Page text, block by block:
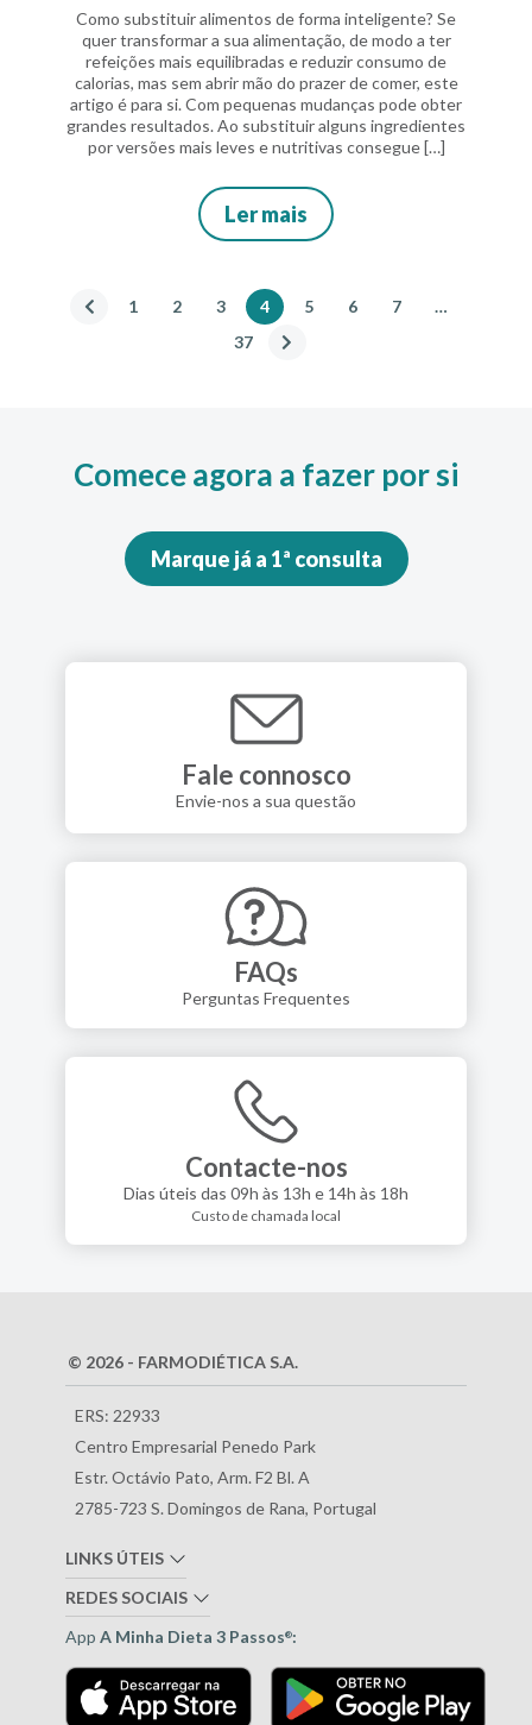
Como substituir alimentos de forma inteligente? Se
quer transformar a sua alimentação, de modo a ter
refeições mais equilibradas e reduzir consumo de
calorias, mas sem abrir mão do prazer de comer, este
artigo é para si. Com pequenas mudanças pode obter
grandes resultados. Ao substituir alguns ingredientes
por versões mais leves e nutritivas consegue […]
Ler mais
1 2 3 4 5 6 7
…
37
Comece agora a fazer por si
Marque já a 1ª consulta
Fale connosco
Envie-nos a sua questão
FAQs
Perguntas Frequentes
Contacte-nos
Dias úteis das 09h às 13h e 14h às 18h
Custo de chamada local
© 2026 - FARMODIÉTICA S.A.
ERS: 22933
Centro Empresarial Penedo Park
Estr. Octávio Pato, Arm. F2 Bl. A
2785-723 S. Domingos de Rana, Portugal
LINKS ÚTEIS
REDES SOCIAIS
App A Minha Dieta 3 Passos®: